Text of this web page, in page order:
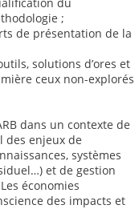
;
de présentation de la
solutions d’ores et
ceux non-explorés
dans un contexte de
des enjeux de
systèmes
et de gestion
économies
des impacts et